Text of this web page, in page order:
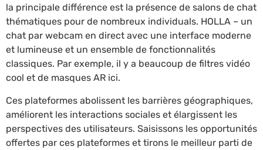
la principale différence est la présence de salons de chat
thématiques pour de nombreux individuals. HOLLA – un
chat par webcam en direct avec une interface moderne
et lumineuse et un ensemble de fonctionnalités
classiques. Par exemple, il y a beaucoup de filtres vidéo
cool et de masques AR ici.
Ces plateformes abolissent les barrières géographiques,
améliorent les interactions sociales et élargissent les
perspectives des utilisateurs. Saisissons les opportunités
offertes par ces plateformes et tirons le meilleur parti de